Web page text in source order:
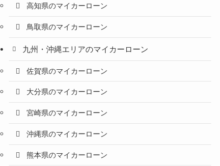
高知県のマイカーローン
鳥取県のマイカーローン
九州・沖縄エリアのマイカーローン
佐賀県のマイカーローン
大分県のマイカーローン
宮崎県のマイカーローン
沖縄県のマイカーローン
熊本県のマイカーローン